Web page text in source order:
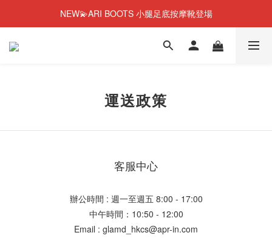
NEW💫ARI BOOTS 小腿足底按摩靴登場
NEW💫ARI BOOTS 小腿足底按摩靴登場
今個夏天零糖輕鬆瘦⭐限時58%OFF＋贈品
NEW💫ARI BOOTS 小腿足底按摩靴登場
運送政策
客服中心
辦公時間 : 週一至週五 8:00 - 17:00
中午時間：10:50 - 12:00
Email : glamd_hkcs@apr-in.com